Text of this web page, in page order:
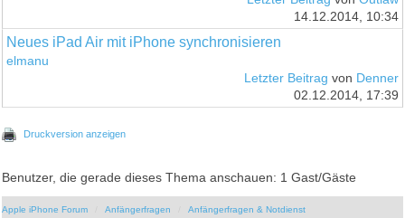
14.12.2014, 10:34
Neues iPad Air mit iPhone synchronisieren
elmanu
Letzter Beitrag von Denner
02.12.2014, 17:39
Druckversion anzeigen
Benutzer, die gerade dieses Thema anschauen: 1 Gast/Gäste
Apple iPhone Forum Anfängerfragen Anfängerfragen & Notdienst